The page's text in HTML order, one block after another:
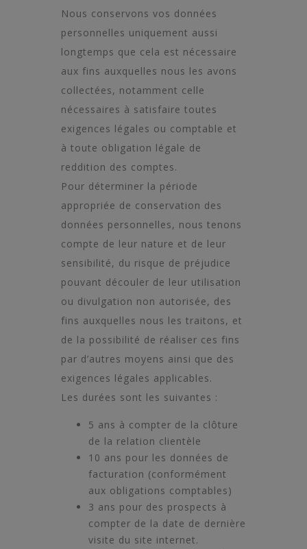
Nous conservons vos données
personnelles uniquement aussi
longtemps que cela est nécessaire
aux fins auxquelles nous les avons
collectées, notamment celle
nécessaires à satisfaire toutes
exigences légales ou comptable et
à toute obligation légale de
reddition des comptes.
Pour déterminer la période
appropriée de conservation des
données personnelles, nous tenons
compte de leur nature et de leur
sensibilité, du risque de préjudice
pouvant découler de leur utilisation
ou divulgation non autorisée, des
fins auxquelles nous les traitons, et
de la possibilité de réaliser ces fins
par d’autres moyens ainsi que des
exigences légales applicables.
Les durées sont les suivantes :
5 ans à compter de la clôture
de la relation clientèle
10 ans pour les données de
facturation (conformément
aux obligations comptables)
3 ans pour des prospects à
compter de la date de dernière
visite du site internet.